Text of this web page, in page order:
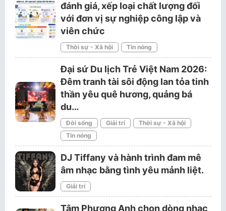
đánh giá, xếp loại chất lượng đối
với đơn vị sự nghiệp công lập và
viên chức
Thời sự - Xã hội Tin nóng
Đại sứ Du lịch Trẻ Việt Nam 2026:
Đêm tranh tài sôi động lan tỏa tinh
thần yêu quê hương, quảng bá
du…
Đời sống Giải trí
Thời sự - Xã hội
Tin nóng
DJ Tiffany và hành trình đam mê
âm nhạc bằng tình yêu mảnh liệt.
Giải trí
Tâm Phương Anh chọn dòng nhạc